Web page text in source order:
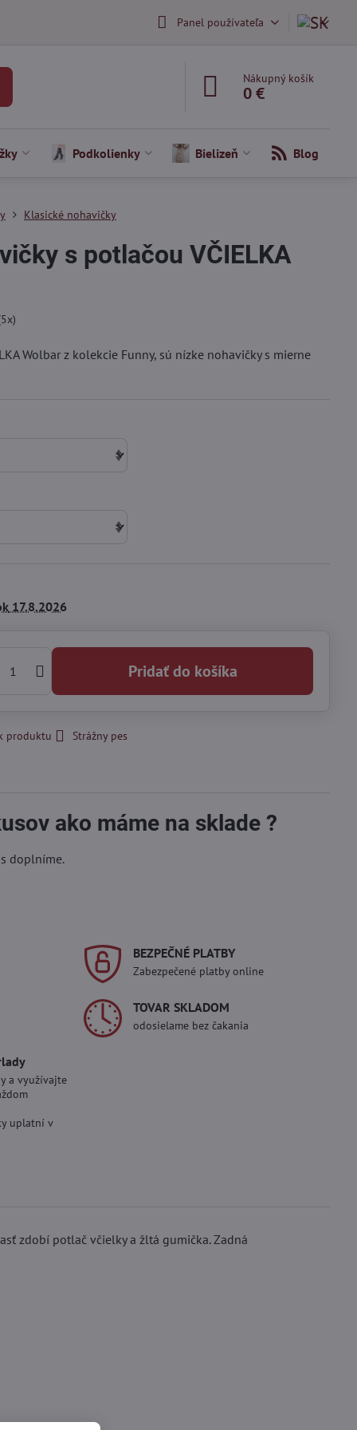
Panel používateľa
Nákupný košík
0 €
Podkolienky Bielizeň Blog
Klasické nohavičky
s potlačou VČIELKA
5x)
Wolbar z kolekcie Funny, sú nízke nohavičky s mierne
17.8.2026
Pridať do košíka
produktu Strážny pes
ako máme na sklade ?
doplníme.
BEZPEČNÉ PLATBY
Zabezpečené platby online
TOVAR SKLADOM
odosielame bez čakania
a využívajte
uplatní v
zdobí potlač včielky a žltá gumička. Zadná